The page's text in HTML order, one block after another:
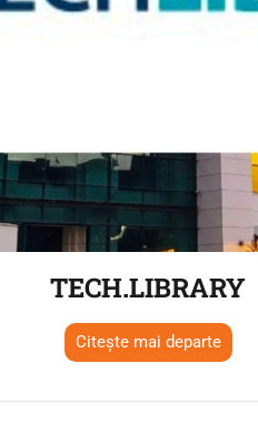
TECH.LIBRARY
Citește mai departe